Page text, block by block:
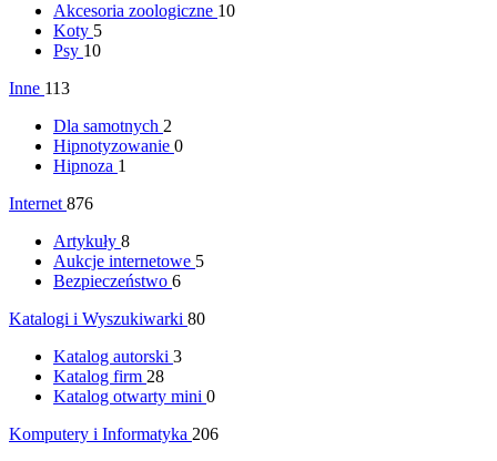
Akcesoria zoologiczne 10
Koty 5
Psy 10
Inne 113
Dla samotnych 2
Hipnotyzowanie 0
Hipnoza 1
Internet 876
Artykuły 8
Aukcje internetowe 5
Bezpieczeństwo 6
Katalogi i Wyszukiwarki 80
Katalog autorski 3
Katalog firm 28
Katalog otwarty mini 0
Komputery i Informatyka 206